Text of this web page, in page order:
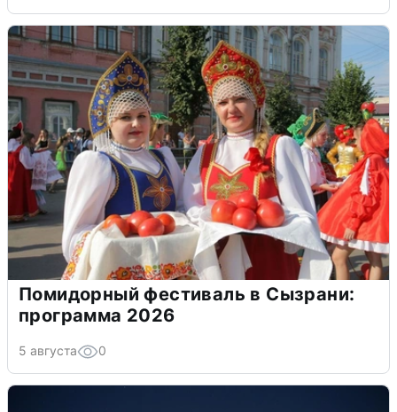
Помидорный фестиваль в Сызрани:
программа 2026
5 августа 0